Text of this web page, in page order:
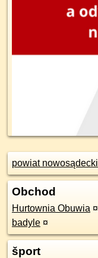
powiat nowosądecki
Obchod
Hurtownia Obuwia ¤
badyle ¤
šport